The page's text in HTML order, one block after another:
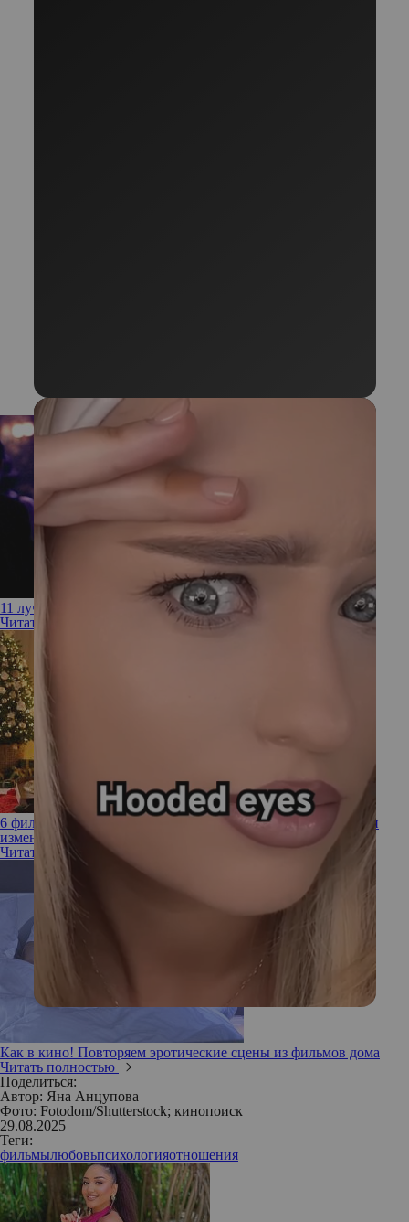
11 лучших фильмов с Рене Зеллвегер
Читать полностью
6 фильмов-мотиваторов, которые помогут поверить в себя и
изменить жизнь к лучшему
Читать полностью
Как в кино! Повторяем эротические сцены из фильмов дома
Читать полностью
Поделиться:
Автор: Яна Анцупова
Фото: Fotodom/Shutterstock; кинопоиск
29.08.2025
Теги:
фильмылюбовьпсихологияотношения